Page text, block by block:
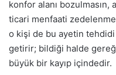
konfor alanı bozulmasın,
ticari menfaati
o kişi de bu ayetin
getirir; bildiği halde
büyük bir kayıp içindedir.